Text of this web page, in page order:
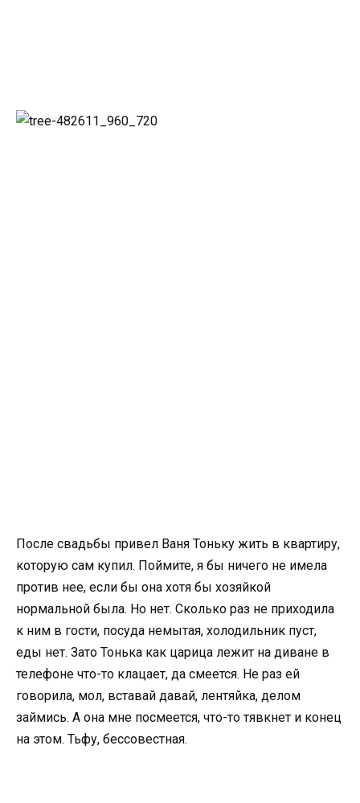
После свадьбы привел Ваня Тоньку жить в квартиру,
которую сам купил. Поймите, я бы ничего не имела
против нее, если бы она хотя бы хозяйкой
нормальной была. Но нет. Сколько раз не приходила
к ним в гости, посуда немытая, холодильник пуст,
еды нет. Зато Тонька как царица лежит на диване в
телефоне что-то клацает, да смеется. Не раз ей
говорила, мол, вставай давай, лентяйка, делом
займись. А она мне посмеется, что-то тявкнет и конец
на этом. Тьфу, бессовестная.